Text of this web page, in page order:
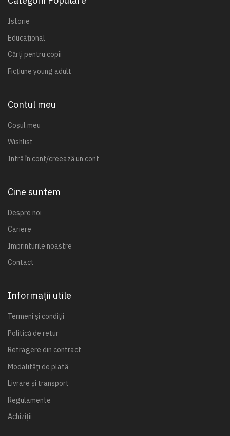
Istorie
Educațional
Cărți pentru copii
Ficțiune young adult
Contul meu
Coșul meu
Wishlist
Intră în cont/creează un cont
Cine suntem
Despre noi
Cariere
Imprinturile noastre
Contact
Informații utile
Termeni și condiții
Politică de retur
Retragere din contract
Modalități de plată
Livrare și transport
Regulamente
Achiziții